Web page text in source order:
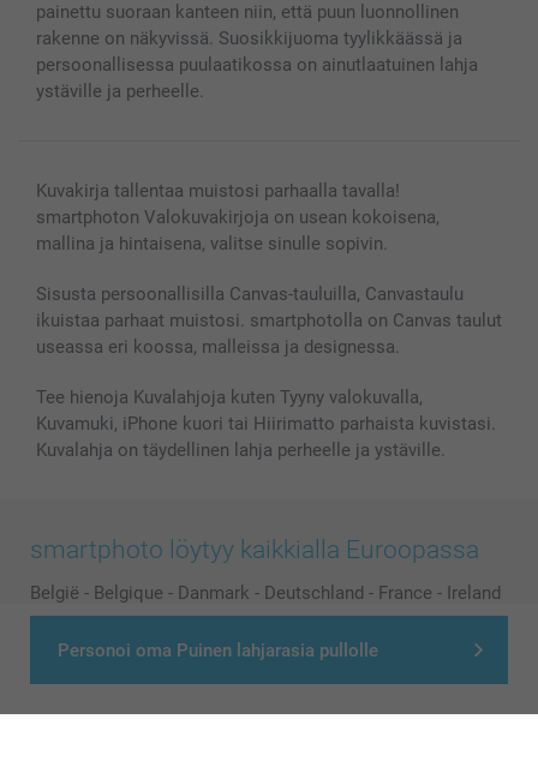
Personoi oma Puinen lahjarasia pullolle
Kaikki kuvatuotteet
painettu suoraan kanteen niin, että puun luonnollinen
rakenne on näkyvissä. Suosikkijuoma tyylikkäässä ja
persoonallisessa puulaatikossa on ainutlaatuinen lahja
ystäville ja perheelle.
Kuvakirja tallentaa muistosi parhaalla tavalla!
smartphoton Valokuvakirjoja on usean kokoisena,
mallina ja hintaisena, valitse sinulle sopivin.
Sisusta persoonallisilla Canvas-tauluilla, Canvastaulu
ikuistaa parhaat muistosi. smartphotolla on Canvas taulut
useassa eri koossa, malleissa ja designessa.
Tee hienoja Kuvalahjoja kuten Tyyny valokuvalla,
Kuvamuki, iPhone kuori tai Hiirimatto parhaista kuvistasi.
Kuvalahja on täydellinen lahja perheelle ja ystäville.
smartphoto löytyy kaikkialla Euroopassa
België - Belgique - Danmark - Deutschland - France - Ireland
Switzerland - Suomi - Sverige - United Kingdom
Other Countries